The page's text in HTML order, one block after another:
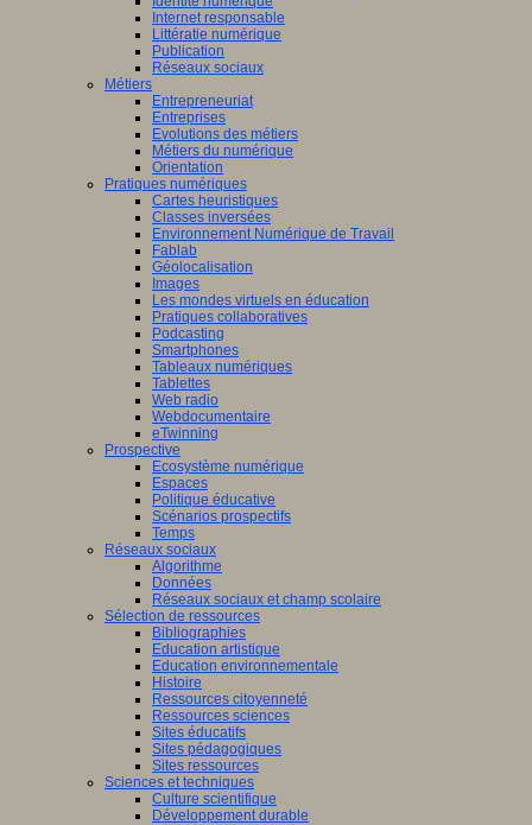
Internet responsable
Littératie numérique
Publication
Réseaux sociaux
Métiers
Entrepreneuriat
Entreprises
Evolutions des métiers
Métiers du numérique
Orientation
Pratiques numériques
Cartes heuristiques
Classes inversées
Environnement Numérique de Travail
Fablab
Géolocalisation
Images
Les mondes virtuels en éducation
Pratiques collaboratives
Podcasting
Smartphones
Tableaux numériques
Tablettes
Web radio
Webdocumentaire
eTwinning
Prospective
Ecosystème numérique
Espaces
Politique éducative
Scénarios prospectifs
Temps
Réseaux sociaux
Algorithme
Données
Réseaux sociaux et champ scolaire
Sélection de ressources
Bibliographies
Education artistique
Education environnementale
Histoire
Ressources citoyenneté
Ressources sciences
Sites éducatifs
Sites pédagogiques
Sites ressources
Sciences et techniques
Culture scientifique
Développement durable